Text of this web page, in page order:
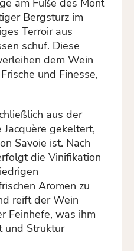
am Fuße des Mont
Bergsturz im
Terroir aus
schuf. Diese
dem Wein
und Finesse,
aus der
gekeltert,
Savoie ist. Nach
die Vinifikation
Aromen zu
reift der Wein
Feinhefe, was ihm
und Struktur